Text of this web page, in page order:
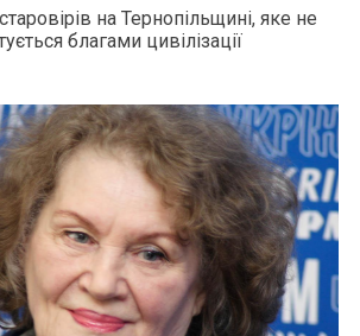
на Тернопільщині, яке не
благами цивілізації